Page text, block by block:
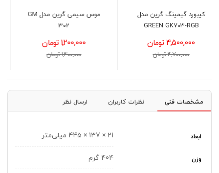
302
1,200,000 تومان
1,400,000 تومان
1,950,000 تومان
2,100,000 تومان
مشخصات فنی نظرات کاربران ارسال نظر
ابعاد 21 × 137 × 445 میلی‌متر
وزن 404 گرم